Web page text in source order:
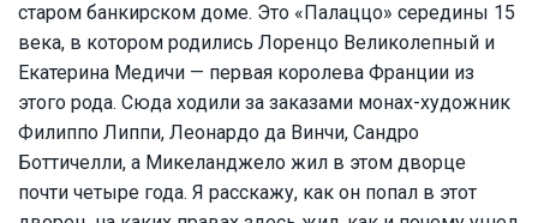
старом банкирском доме. Это «Палаццо» середины 15
века, в котором родились Лоренцо Великолепный и
Екатерина Медичи — первая королева Франции из
этого рода. Сюда ходили за заказами монах-художник
Филиппо Липпи, Леонардо да Винчи, Сандро
Боттичелли, а Микеланджело жил в этом дворце
почти четыре года. Я расскажу, как он попал в этот